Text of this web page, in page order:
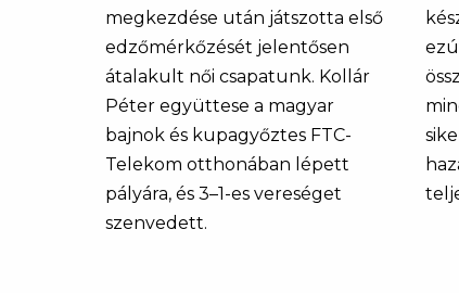
megkezdése után játszotta első
edzőmérkőzését jelentősen
átalakult női csapatunk. Kollár
Péter együttese a magyar
bajnok és kupagyőztes FTC-
Telekom otthonában lépett
pályára, és 3–1-es vereséget
szenvedett.